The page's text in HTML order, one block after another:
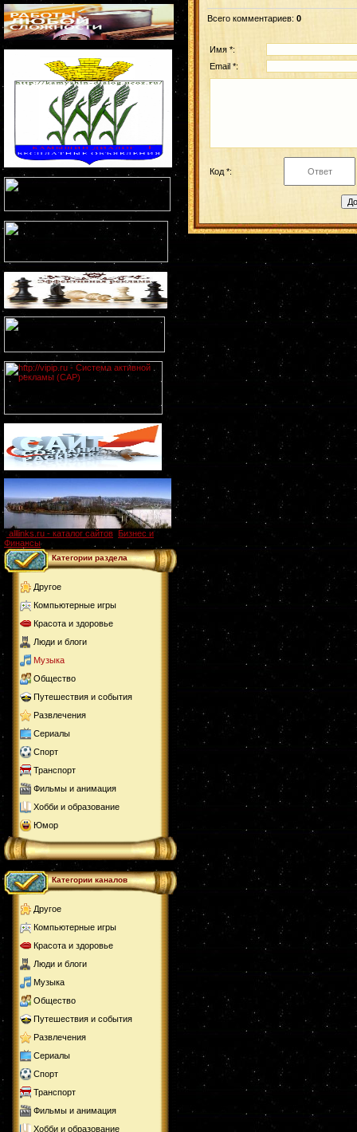
alllinks.ru - каталог сайтов Бизнес и
Финансы
Категории раздела
Другое
Компьютерные игры
Красота и здоровье
Люди и блоги
Музыка
Общество
Путешествия и события
Развлечения
Сериалы
Спорт
Транспорт
Фильмы и анимация
Хобби и образование
Юмор
Категории каналов
Другое
Компьютерные игры
Красота и здоровье
Люди и блоги
Музыка
Общество
Путешествия и события
Развлечения
Сериалы
Спорт
Транспорт
Фильмы и анимация
Хобби и образование
Всего комментариев: 0
Имя *:
Email *:
Код *: